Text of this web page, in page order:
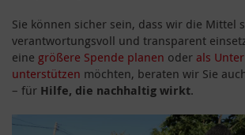
Sie können sicher sein, dass wir die Mittel
verantwortungsvoll und transparent
eine größere Spende planen oder als
unterstützen möchten, beraten wir Sie
– für Hilfe, die nachhaltig wirkt.